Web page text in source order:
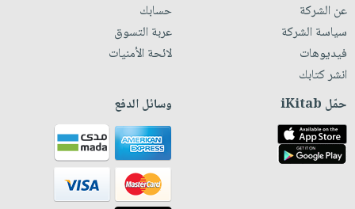
عن الشركة
سياسة الشركة
فيديوهات
انشر كتابك
حسابك
عربة التسوق
لائحة الأمنيات
حمّل iKitab وسائل الدفع